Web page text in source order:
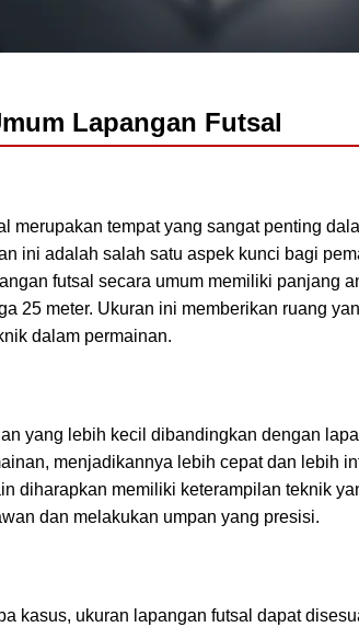
Lapangan Futsal
merupakan tempat yang sangat penting
ini adalah salah satu aspek kunci bagi
futsal secara umum memiliki panjang
25 meter. Ukuran ini memberikan ruang
dalam permainan.
yang lebih kecil dibandingkan dengan
menjadikannya lebih cepat dan lebih
diharapkan memiliki keterampilan teknik
dan melakukan umpan yang presisi.
kasus, ukuran lapangan futsal dapat